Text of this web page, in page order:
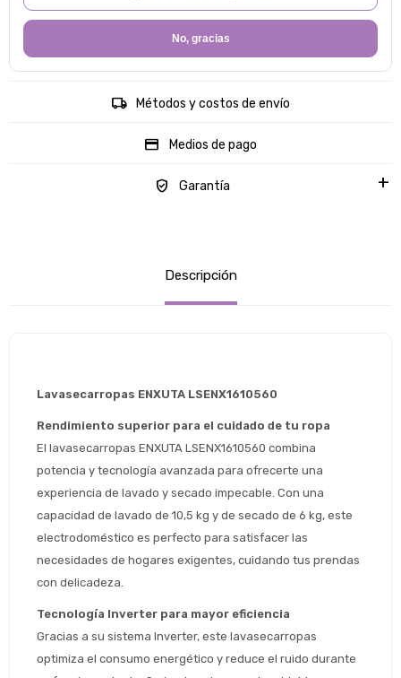
No, gracias
Métodos y costos de envío
Medios de pago
Garantía
Descripción
Lavasecarropas ENXUTA LSENX1610560
Rendimiento superior para el cuidado de tu ropa
El lavasecarropas ENXUTA LSENX1610560 combina
potencia y tecnología avanzada para ofrecerte una
experiencia de lavado y secado impecable. Con una
capacidad de lavado de 10,5 kg y de secado de 6 kg, este
electrodoméstico es perfecto para satisfacer las
necesidades de hogares exigentes, cuidando tus prendas
con delicadeza.
Tecnología Inverter para mayor eficiencia
Gracias a su sistema Inverter, este lavasecarropas
optimiza el consumo energético y reduce el ruido durante